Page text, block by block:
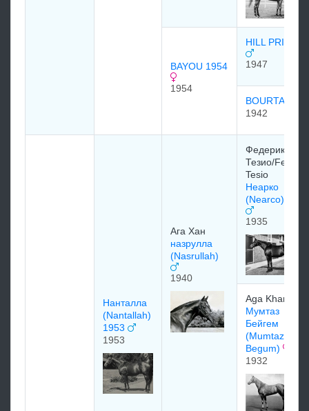
BAYOU 1954
1954
HILL PRINCE
1947
BOURTAI
1942
Нанталла
(Nantallah)
1953
1953
Ага Хан
назрулла
(Nasrullah)
1940
Федерико
Тезио/
Tesio
Неарко
(Nearco) 1935
1935
Aga Khan
Mумтаз
Бeйгeм
(Mumtaz
Begum)
1932